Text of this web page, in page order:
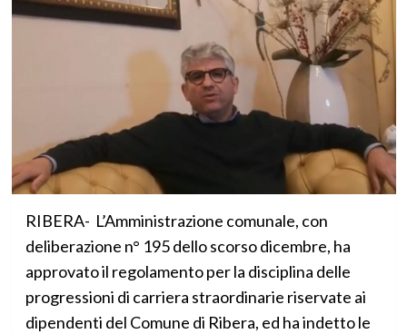
RIBERA- L’Amministrazione comunale, con
deliberazione n° 195 dello scorso dicembre, ha
approvato il regolamento per la disciplina delle
progressioni di carriera straordinarie riservate ai
dipendenti del Comune di Ribera, ed ha indetto le